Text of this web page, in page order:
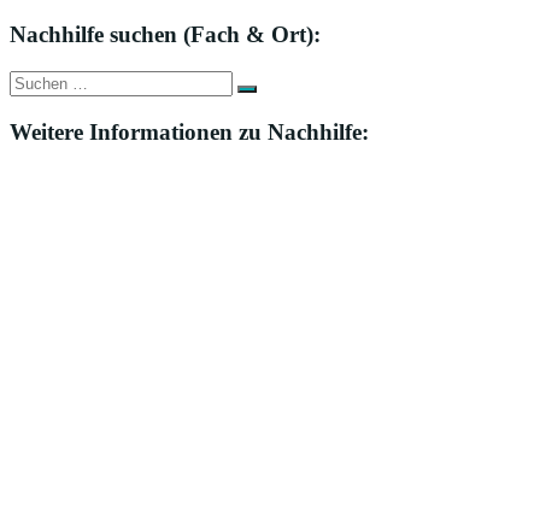
Nachhilfe suchen (Fach & Ort):
Suche
nach:
Suchen
Weitere Informationen zu Nachhilfe: